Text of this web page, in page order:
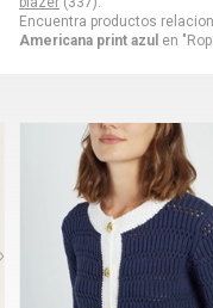
Encuentra productos
Americana print azul en